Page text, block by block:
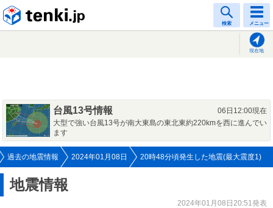
検索 メニュー
現在地
台風13号情報
06日12:00現在
大型で強い台風13号が南大東島の東北東約220kmを西に進んでい
ます
過去の地震情報 2024年01月08日 20時48分頃発生した地震(最大震度1)
地震情報
2024年01月08日20:51発表